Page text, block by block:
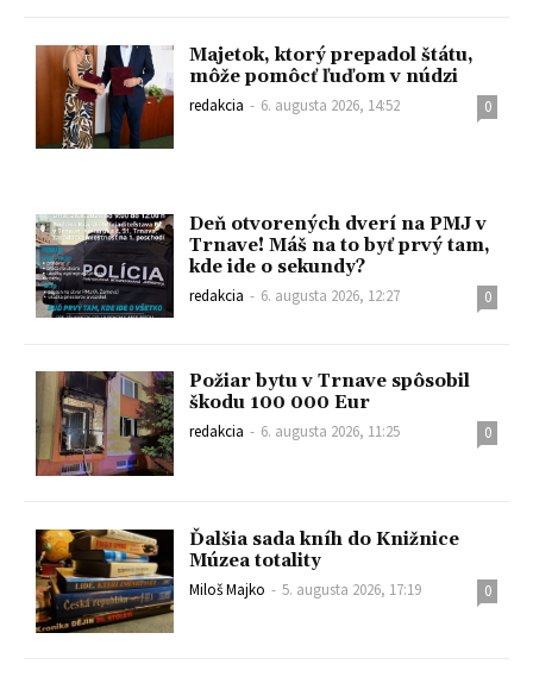
Majetok, ktorý prepadol štátu,
môže pomôcť ľuďom v núdzi
redakcia - 6. augusta 2026, 14:52 0
Deň otvorených dverí na PMJ v
Trnave! Máš na to byť prvý tam,
kde ide o sekundy?
redakcia - 6. augusta 2026, 12:27 0
Požiar bytu v Trnave spôsobil
škodu 100 000 Eur
redakcia - 6. augusta 2026, 11:25 0
Ďalšia sada kníh do Knižnice
Múzea totality
Miloš Majko - 5. augusta 2026, 17:19 0